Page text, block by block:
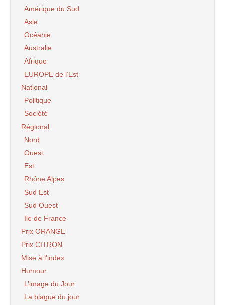
Amérique du Sud
Asie
Océanie
Australie
Afrique
EUROPE de l’Est
National
Politique
Société
Régional
Nord
Ouest
Est
Rhône Alpes
Sud Est
Sud Ouest
Ile de France
Prix ORANGE
Prix CITRON
Mise à l’index
Humour
L’image du Jour
La blague du jour